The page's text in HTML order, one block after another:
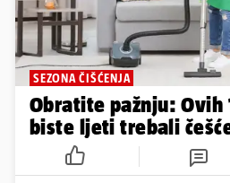
SEZONA ČIŠĆENJA
Obratite pažnju: Ovih
biste ljeti trebali